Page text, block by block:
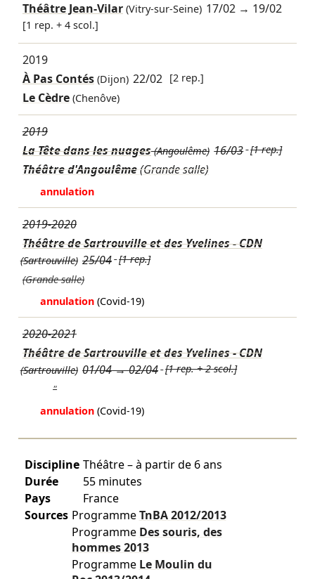
Théâtre Jean-Vilar(Vitry-sur-Seine) 17/02 → 19/02
[1 rep. + 4 scol.]
2019
À Pas Contés(Dijon) 22/02 [2 rep.]
Le Cèdre (Chenôve)
2019
La Tête dans les nuages(Angoulême) 16/03 [1 rep.]
Théâtre d'Angoulême(Grande salle)
annulation
2019-2020
Théâtre de Sartrouville et des Yvelines - CDN
(Sartrouville) 25/04 [1 rep.]
(Grande salle)
annulation (Covid-19)
2020-2021
Théâtre de Sartrouville et des Yvelines - CDN
(Sartrouville) 01/04→02/04 [1 rep. + 2 scol.]
"
annulation (Covid-19)
Discipline Théâtre – à partir de 6 ans
Durée
55 minutes
Pays
France
Sources ProgrammeTnBA2012/2013
Programme Des souris, des
hommes2013
Programme Le Moulin du